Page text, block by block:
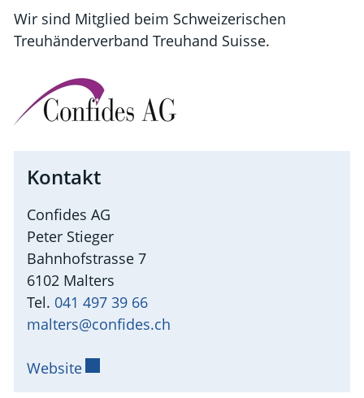
Wir sind Mitglied beim Schweizerischen
Treuhänderverband Treuhand Suisse.
Kontakt
Confides AG
Peter Stieger
Bahnhofstrasse 7
6102 Malters
Tel. 041 497 39 66
malters@confides.ch
WebsiteExterner Link wird in einem neuen